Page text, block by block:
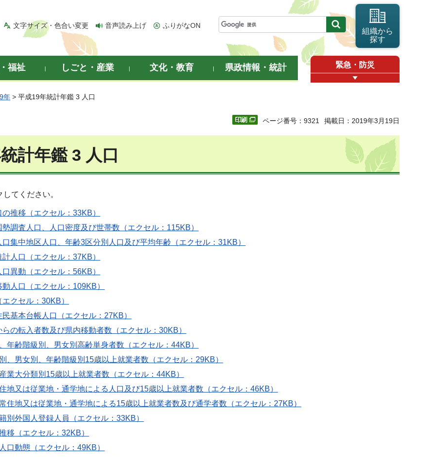
文字サイズ・色合い変更 音声読み上げ ふりがなON
組織から
探す
福祉 しごと・産業 文化・教育 県政情報・統計 緊急・防災
年 > 平成19年統計年鑑 3 人口
ページ番号：9321 掲載日：2019年3月19日
計年鑑 3 人口
てください。
推移（エクセル：33KB）
調査人口、人口密度及び世帯数（エクセル：115KB）
集中地区人口、年齢3区分別人口及び平均年齢（エクセル：31KB）
人口（エクセル：37KB）
異動（エクセル：56KB）
人口（エクセル：109KB）
クセル：30KB）
基本台帳人口（エクセル：27KB）
の転入者数及び県内移動者数（エクセル：30KB）
年齢階級別、男女別高齢単身者数（エクセル：44KB）
、男女別、年齢階級別15歳以上就業者数（エクセル：29KB）
業大分類別15歳以上就業者数（エクセル：44KB）
地又は従業地・通学地による人口及び15歳以上就業者数（エクセル：46KB）
住地又は従業地・通学地による15歳以上就業者数及び通学者数（エクセル：27KB）
別外国人登録人員（エクセル：33KB）
移（エクセル：32KB）
口動態（エクセル：49KB）